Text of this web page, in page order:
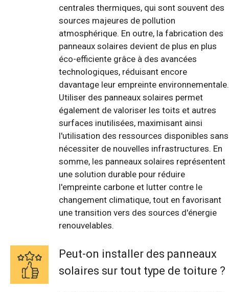
centrales thermiques, qui sont souvent des
sources majeures de pollution
atmosphérique. En outre, la fabrication des
panneaux solaires devient de plus en plus
éco-efficiente grâce à des avancées
technologiques, réduisant encore
davantage leur empreinte environnementale.
Utiliser des panneaux solaires permet
également de valoriser les toits et autres
surfaces inutilisées, maximisant ainsi
l'utilisation des ressources disponibles sans
nécessiter de nouvelles infrastructures. En
somme, les panneaux solaires représentent
une solution durable pour réduire
l'empreinte carbone et lutter contre le
changement climatique, tout en favorisant
une transition vers des sources d'énergie
renouvelables.
Peut-on installer des panneaux
solaires sur tout type de toiture ?